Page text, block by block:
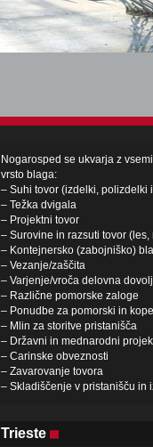
Nogarosped se ukvarja z
vrsto blaga:
– Suhi tovor (izdelki, polizdelki
– Težka dvigala
– Projektni tovor
– Surovine in razsuti tovor
– Kontejnersko (zabojniško)
– Vezanje/zaščita
– Varjenje/vroča delovna
– Različne pomorske zaloge
– Ponudbe za pomorski in
– Mlin za storitve pristanišča
– Državni in mednarodni
– Carinske obveznosti
– Zavarovanje tovora
– Skladiščenje v pristanišču in
Trieste